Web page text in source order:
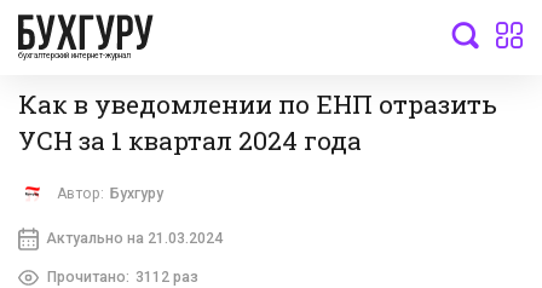
бухгалтерский интернет-журнал
Как в уведомлении по ЕНП отразить
УСН за 1 квартал 2024 года
Автор: Бухгуру
Актуально на 21.03.2024
Прочитано: 3112 раз